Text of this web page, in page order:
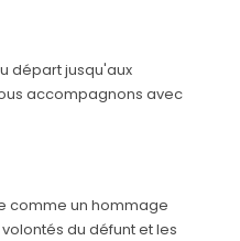
départ jusqu'aux
accompagnons avec
comme un hommage
du défunt et les